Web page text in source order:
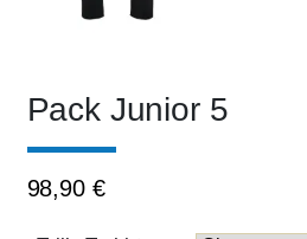
Pack Junior 5
98,90 €